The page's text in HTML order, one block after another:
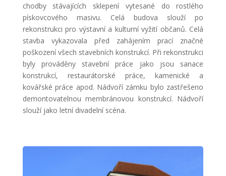
chodby stávajících sklepení vytesané do rostlého
pískovcového masivu. Celá budova slouží po
rekonstrukci pro výstavní a kulturní vyžití občanů. Celá
stavba vykazovala před zahájením prací značné
poškození všech stavebních konstrukcí. Při rekonstrukci
byly prováděny stavební práce jako jsou sanace
konstrukcí, restaurátorské práce, kamenické a
kovářské práce apod. Nádvoří zámku bylo zastřešeno
demontovatelnou membránovou konstrukcí. Nádvoří
slouží jako letní divadelní scéna.